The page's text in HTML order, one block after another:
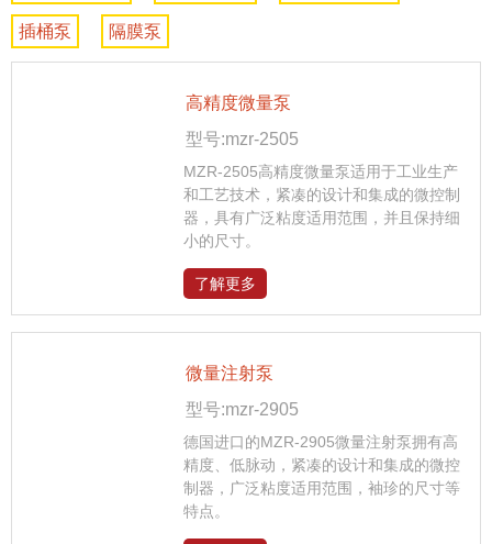
插桶泵 隔膜泵
高精度微量泵
型号:mzr-2505
MZR-2505高精度微量泵适用于工业生产
和工艺技术，紧凑的设计和集成的微控制
器，具有广泛粘度适用范围，并且保持细
小的尺寸。
了解更多
微量注射泵
型号:mzr-2905
德国进口的MZR-2905微量注射泵拥有高
精度、低脉动，紧凑的设计和集成的微控
制器，广泛粘度适用范围，袖珍的尺寸等
特点。